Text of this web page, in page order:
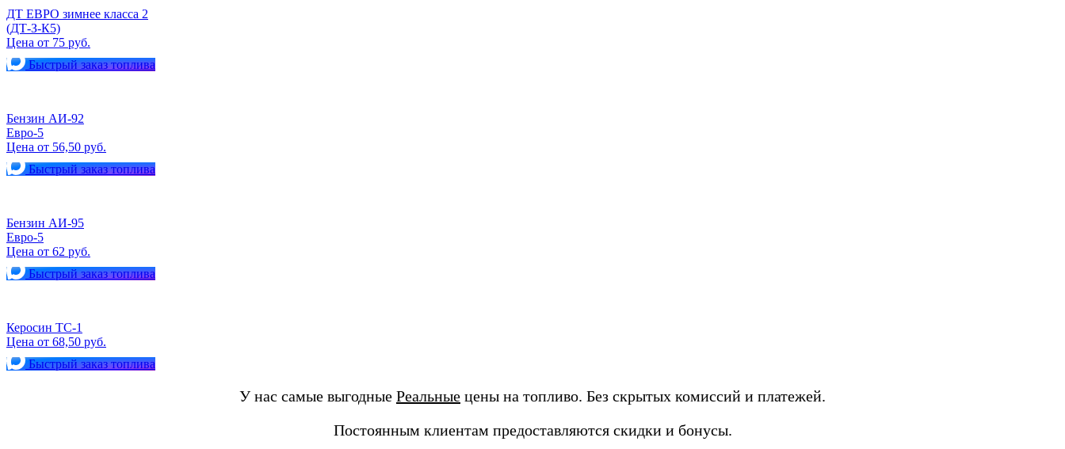
ДТ ЕВРО зимнее класса 2
(ДТ-З-К5)
Цена от 75 руб.
Быстрый заказ топлива
Бензин АИ-92
Евро-5
Цена от 56,50 руб.
Быстрый заказ топлива
Бензин АИ-95
Евро-5
Цена от 62 руб.
Быстрый заказ топлива
Керосин ТС-1
Цена от 68,50 руб.
Быстрый заказ топлива
У нас самые выгодные Реальные цены на топливо. Без скрытых комиссий и платежей.
Постоянным клиентам предоставляются скидки и бонусы.